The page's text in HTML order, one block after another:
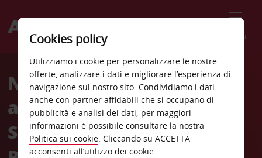
Menù
Welcome
AvisNoleggio auto
all'Aeroporto nazionale di
Satiago Arturo Merino
Cookies policy
Utilizziamo i cookie per personalizzare le nostre
offerte, analizzare i dati e migliorare l’esperienza di
navigazione sul nostro sito. Condividiamo i dati
anche con partner affidabili che si occupano di
pubblicità e analisi dei dati; per maggiori
informazioni è possibile consultare la nostra
Politica sui cookie. Cliccando su ACCETTA
acconsenti all’utilizzo dei cookie.